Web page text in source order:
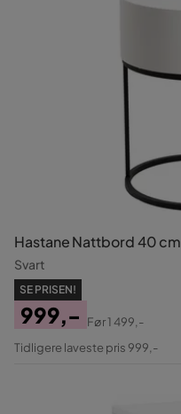
Hastane Nattbord 40 cm
Svart
SE PRISEN!
Pris
999,-
Original
Før1 499,-
Tidligere laveste pris 999,-